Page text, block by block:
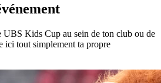
UBS Kids Cup au sein de ton club ou de
ici tout simplement ta propre